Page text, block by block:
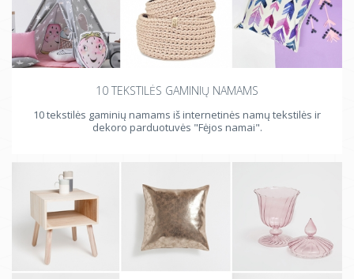
10 TEKSTILĖS GAMINIŲ NAMAMS
10 tekstilės gaminių namams iš internetinės namų tekstilės ir
dekoro parduotuvės "Fėjos namai".